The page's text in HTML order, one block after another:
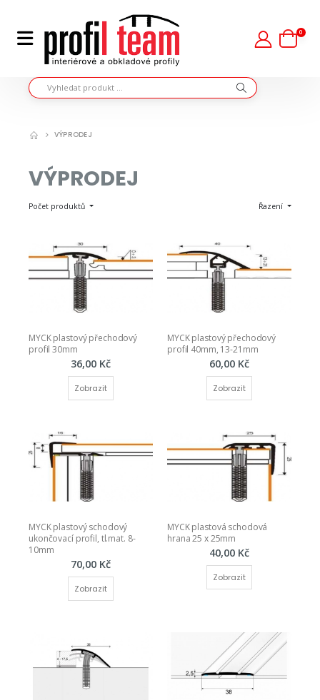
0
VÝPRODEJ
VÝPRODEJ
Počet produktů Řazení
MYCK plastový přechodový
profil 30mm
36,00 Kč
Zobrazit
MYCK plastový přechodový
profil 40mm, 13-21mm
60,00 Kč
Zobrazit
MYCK plastový schodový
ukončovací profil, tl.mat. 8-
10mm
70,00 Kč
Zobrazit
MYCK plastová schodová
hrana 25 x 25mm
40,00 Kč
Zobrazit